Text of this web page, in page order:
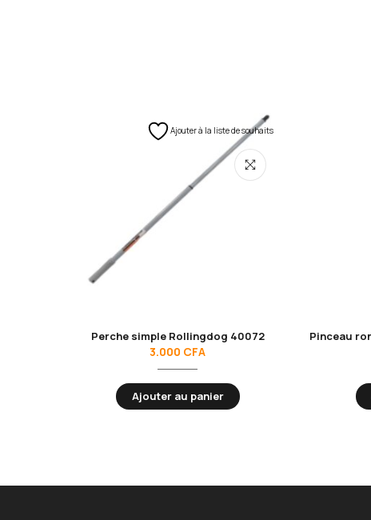
Ajouter à la liste de souhaits
Perche simple Rollingdog 40072
3.000 CFA
Ajouter au panier